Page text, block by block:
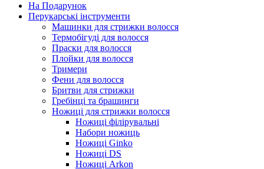
На Подарунок
Перукарські інструменти
Машинки для стрижки волосся
Термобігуді для волосся
Праски для волосся
Плойки для волосся
Тримери
Фени для волосся
Бритви для стрижки
Гребінці та брашинги
Ножиці для стрижки волосся
Ножиці філірувальні
Набори ножиць
Ножиці Ginko
Ножиці DS
Ножиці Arkon